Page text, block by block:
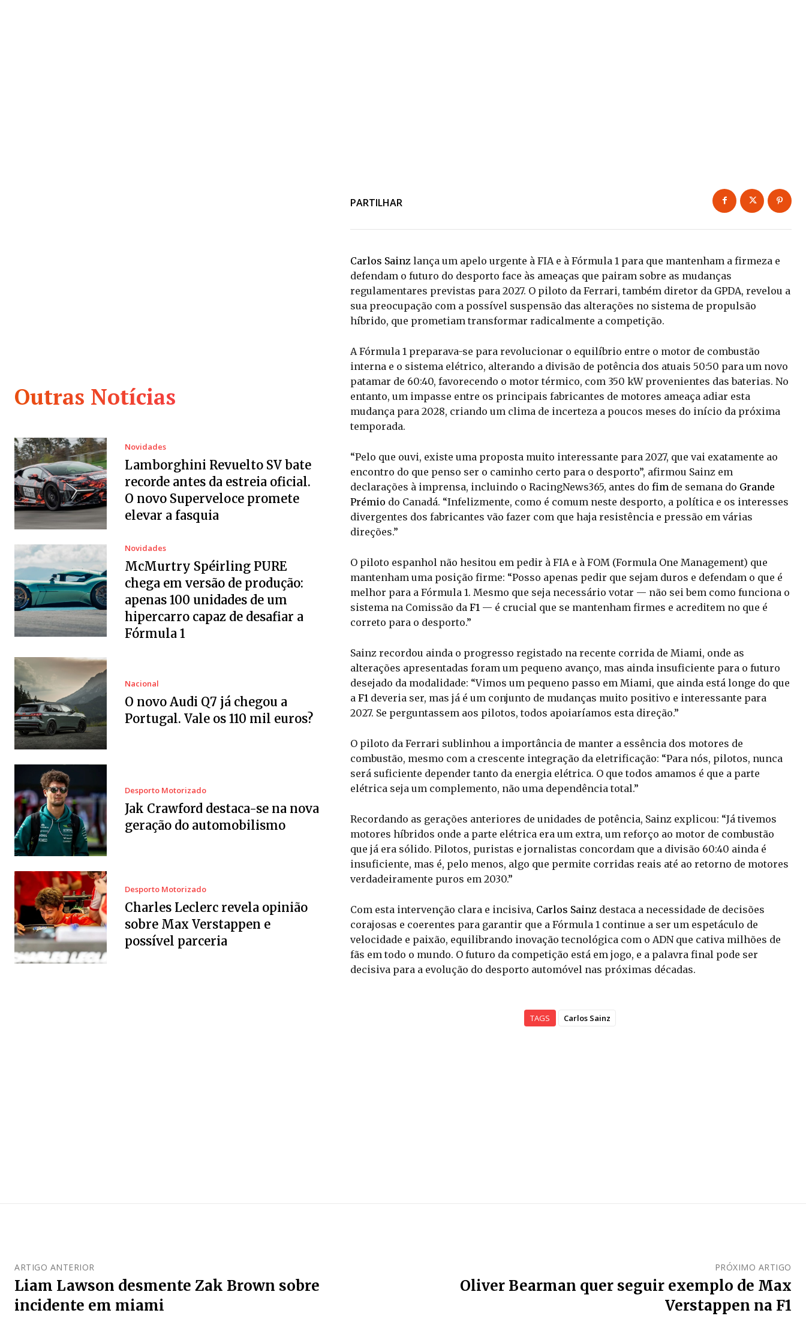
Outras Notícias
Novidades
Lamborghini Revuelto SV bate
recorde antes da estreia oficial.
O novo Superveloce promete
elevar a fasquia
Novidades
McMurtry Spéirling PURE
chega em versão de produção:
apenas 100 unidades de um
hipercarro capaz de desafiar a
Fórmula 1
Nacional
O novo Audi Q7 já chegou a
Portugal. Vale os 110 mil euros?
Desporto Motorizado
Jak Crawford destaca-se na nova
geração do automobilismo
Desporto Motorizado
Charles Leclerc revela opinião
sobre Max Verstappen e
possível parceria
PARTILHAR
Carlos Sainz lança um apelo urgente à FIA e à Fórmula 1 para que mantenham a firmeza e
defendam o futuro do desporto face às ameaças que pairam sobre as mudanças
regulamentares previstas para 2027. O piloto da Ferrari, também diretor da GPDA, revelou a
sua preocupação com a possível suspensão das alterações no sistema de propulsão
híbrido, que prometiam transformar radicalmente a competição.
A Fórmula 1 preparava-se para revolucionar o equilíbrio entre o motor de combustão
interna e o sistema elétrico, alterando a divisão de potência dos atuais 50:50 para um novo
patamar de 60:40, favorecendo o motor térmico, com 350 kW provenientes das baterias. No
entanto, um impasse entre os principais fabricantes de motores ameaça adiar esta
mudança para 2028, criando um clima de incerteza a poucos meses do início da próxima
temporada.
“Pelo que ouvi, existe uma proposta muito interessante para 2027, que vai exatamente ao
encontro do que penso ser o caminho certo para o desporto”, afirmou Sainz em
declarações à imprensa, incluindo o RacingNews365, antes do fim de semana do Grande
Prémio do Canadá. “Infelizmente, como é comum neste desporto, a política e os interesses
divergentes dos fabricantes vão fazer com que haja resistência e pressão em várias
direções.”
O piloto espanhol não hesitou em pedir à FIA e à FOM (Formula One Management) que
mantenham uma posição firme: “Posso apenas pedir que sejam duros e defendam o que é
melhor para a Fórmula 1. Mesmo que seja necessário votar — não sei bem como funciona o
sistema na Comissão da F1 — é crucial que se mantenham firmes e acreditem no que é
correto para o desporto.”
Sainz recordou ainda o progresso registado na recente corrida de Miami, onde as
alterações apresentadas foram um pequeno avanço, mas ainda insuficiente para o futuro
desejado da modalidade: “Vimos um pequeno passo em Miami, que ainda está longe do que
a F1 deveria ser, mas já é um conjunto de mudanças muito positivo e interessante para
2027. Se perguntassem aos pilotos, todos apoiaríamos esta direção.”
O piloto da Ferrari sublinhou a importância de manter a essência dos motores de
combustão, mesmo com a crescente integração da eletrificação: “Para nós, pilotos, nunca
será suficiente depender tanto da energia elétrica. O que todos amamos é que a parte
elétrica seja um complemento, não uma dependência total.”
Recordando as gerações anteriores de unidades de potência, Sainz explicou: “Já tivemos
motores híbridos onde a parte elétrica era um extra, um reforço ao motor de combustão
que já era sólido. Pilotos, puristas e jornalistas concordam que a divisão 60:40 ainda é
insuficiente, mas é, pelo menos, algo que permite corridas reais até ao retorno de motores
verdadeiramente puros em 2030.”
Com esta intervenção clara e incisiva, Carlos Sainz destaca a necessidade de decisões
corajosas e coerentes para garantir que a Fórmula 1 continue a ser um espetáculo de
velocidade e paixão, equilibrando inovação tecnológica com o ADN que cativa milhões de
fãs em todo o mundo. O futuro da competição está em jogo, e a palavra final pode ser
decisiva para a evolução do desporto automóvel nas próximas décadas.
TAGS Carlos Sainz
ARTIGO ANTERIOR
Liam Lawson desmente Zak Brown sobre
incidente em miami
PRÓXIMO ARTIGO
Oliver Bearman quer seguir exemplo de Max
Verstappen na F1